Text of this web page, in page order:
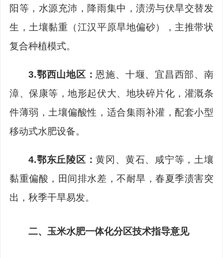
阳等，水源充沛，降雨集中，渍涝与伏旱交替发
生，土壤黏重（江汉平原旱地偏砂），主推带状
复合种植模式。
3.鄂西山地区： 恩施、十堰、宜昌西部、南
漳、保康等，地形起伏大、地块碎片化，灌溉条
件薄弱，土壤偏酸性，适合集雨补灌，配套小型
移动式水肥设备。
4.鄂东丘陵区：黄冈、黄石、咸宁等，土壤
黏重偏酸，田间排水差，不耐旱，春夏季渍害突
出，秋季干旱易发。
二、玉米水肥一体化分区技术指导意见